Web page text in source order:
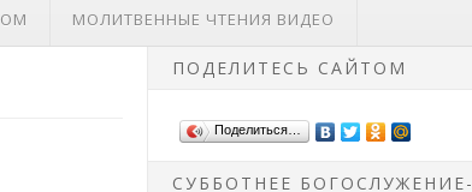
МОЛИТВЕННЫЕ ЧТЕНИЯ ВИДЕО
ПОДЕЛИТЕСЬ САЙТОМ
Поделиться…
СУББОТНЕЕ БОГОСЛУЖЕНИЕ-